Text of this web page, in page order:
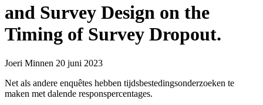
and Survey Design on the
Timing of Survey Dropout.
Joeri Minnen 20 juni 2023
Net als andere enquêtes hebben tijdsbestedingsonderzoeken te
maken met dalende responspercentages.